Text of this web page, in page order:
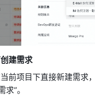
建需求
前项目下直接新建需
求”。